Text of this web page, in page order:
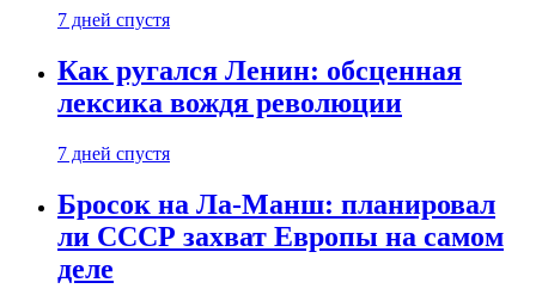
7 дней спустя
Как ругался Ленин: обсценная
лексика вождя революции
7 дней спустя
Бросок на Ла-Манш: планировал
ли СССР захват Европы на самом
деле